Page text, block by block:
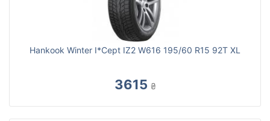
Hankook Winter I*Cept IZ2 W616 195/60 R15 92T XL
3615 ₴